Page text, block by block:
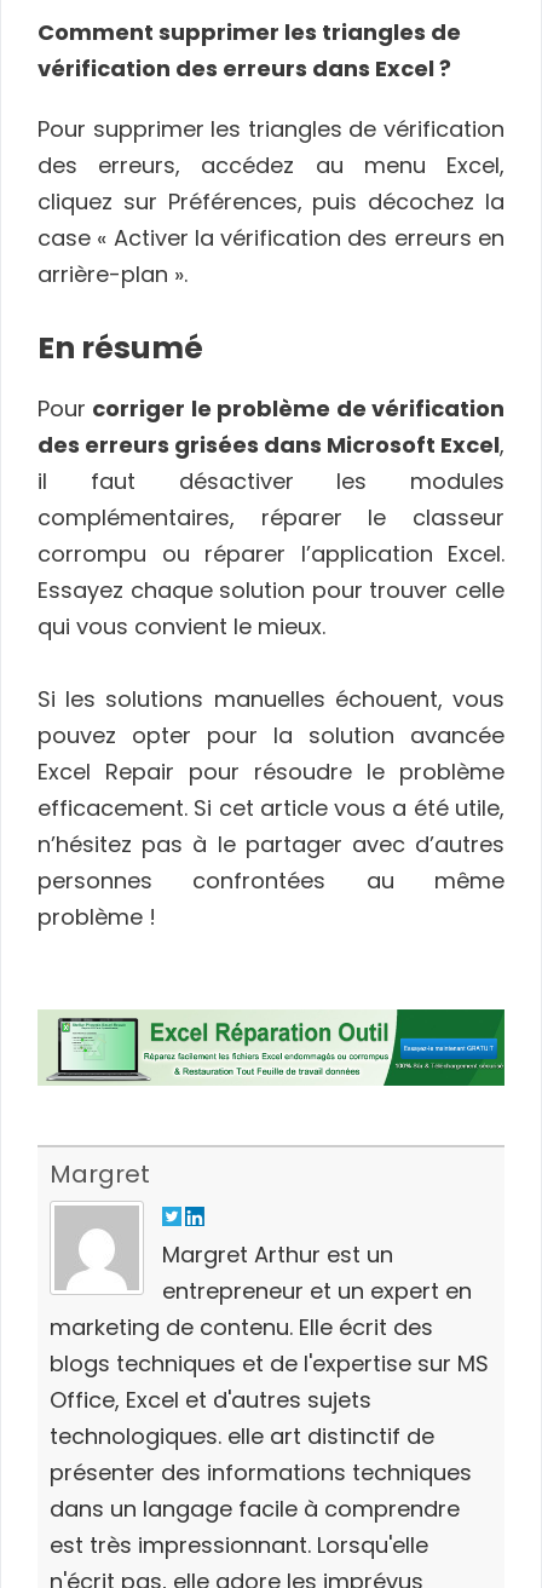
Comment supprimer les triangles de
vérification des erreurs dans Excel ?
Pour supprimer les triangles de vérification
des erreurs, accédez au menu Excel,
cliquez sur Préférences, puis décochez la
case « Activer la vérification des erreurs en
arrière-plan ».
En résumé
Pour corriger le problème de vérification
des erreurs grisées dans Microsoft Excel,
il faut désactiver les modules
complémentaires, réparer le classeur
corrompu ou réparer l’application Excel.
Essayez chaque solution pour trouver celle
qui vous convient le mieux.
Si les solutions manuelles échouent, vous
pouvez opter pour la solution avancée
Excel Repair pour résoudre le problème
efficacement. Si cet article vous a été utile,
n’hésitez pas à le partager avec d’autres
personnes confrontées au même
problème !
Margret
Margret Arthur est un
entrepreneur et un expert en
marketing de contenu. Elle écrit des
blogs techniques et de l'expertise sur MS
Office, Excel et d'autres sujets
technologiques. elle art distinctif de
présenter des informations techniques
dans un langage facile à comprendre
est très impressionnant. Lorsqu'elle
n'écrit pas, elle adore les imprévus